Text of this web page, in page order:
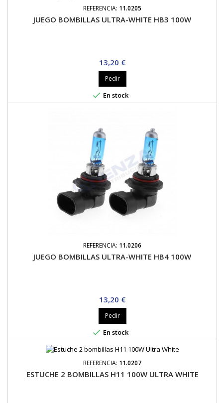
REFERENCIA: 11.0205
JUEGO BOMBILLAS ULTRA-WHITE HB3 100W
Precio
13,20 €
Pedir
 En stock
REFERENCIA: 11.0206
JUEGO BOMBILLAS ULTRA-WHITE HB4 100W
Precio
13,20 €
Pedir
 En stock
REFERENCIA: 11.0207
ESTUCHE 2 BOMBILLAS H11 100W ULTRA WHITE